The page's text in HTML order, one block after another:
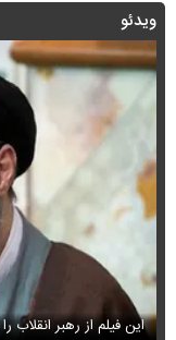
ویدئو
این فیلم از رهبر انقلاب